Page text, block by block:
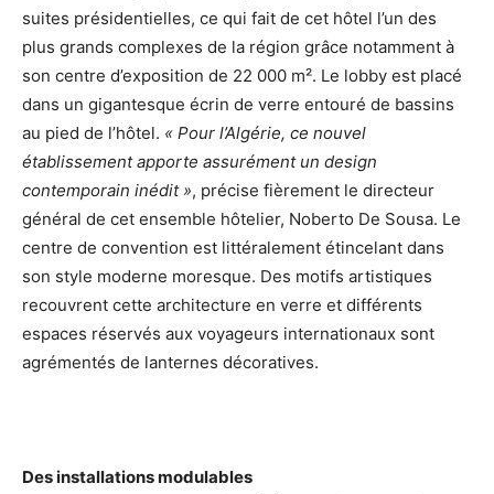
suites présidentielles, ce qui fait de cet hôtel l’un des
plus grands complexes de la région grâce notamment à
son centre d’exposition de 22 000 m². Le lobby est placé
dans un gigantesque écrin de verre entouré de bassins
au pied de l’hôtel. « Pour l’Algérie, ce nouvel
établissement apporte assurément un design
contemporain inédit », précise fièrement le directeur
général de cet ensemble hôtelier, Noberto De Sousa. Le
centre de convention est littéralement étincelant dans
son style moderne moresque. Des motifs artistiques
recouvrent cette architecture en verre et différents
espaces réservés aux voyageurs internationaux sont
agrémentés de lanternes décoratives.
Des installations modulables